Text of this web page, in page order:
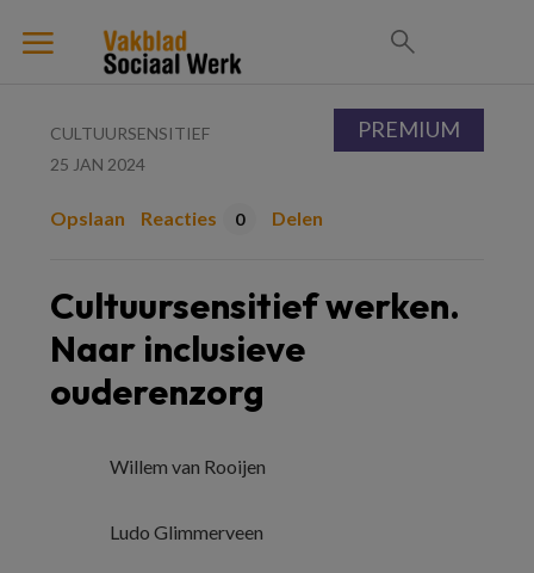
CULTUURSENSITIEF
25 JAN 2024
Opslaan Reacties 0 Delen
Cultuursensitief werken.
Naar inclusieve
ouderenzorg
Willem van Rooijen
Ludo Glimmerveen
PREMIUM